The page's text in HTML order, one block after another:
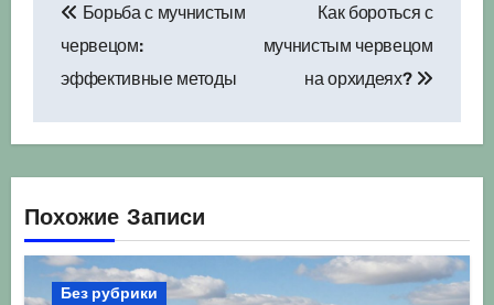
по
записям
Борьба с мучнистым
червецом:
эффективные методы
Как бороться с
мучнистым червецом
на орхидеях?
Похожие Записи
Без рубрики